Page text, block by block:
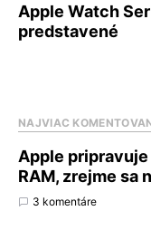
Apple Watch
predstavené
NAJVIAC
Apple
RAM, zrejme sa
3 komentáre